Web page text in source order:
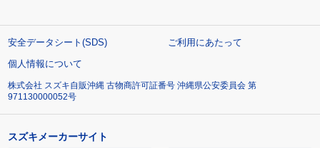
安全データシート(SDS)
ご利用にあたって
個人情報について
株式会社 スズキ自販沖縄 古物商許可証番号 沖縄県公安委員会 第
971130000052号
スズキメーカーサイト